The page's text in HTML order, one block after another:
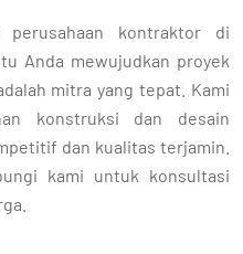
kontraktor di
Anda mewujudkan proyek
mitra yang tepat. Kami
konstruksi dan desain
dan kualitas terjamin.
kami untuk konsultasi